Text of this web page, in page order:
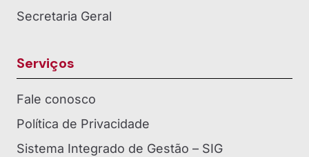
Secretaria Geral
Serviços
Fale conosco
Política de Privacidade
Sistema Integrado de Gestão – SIG